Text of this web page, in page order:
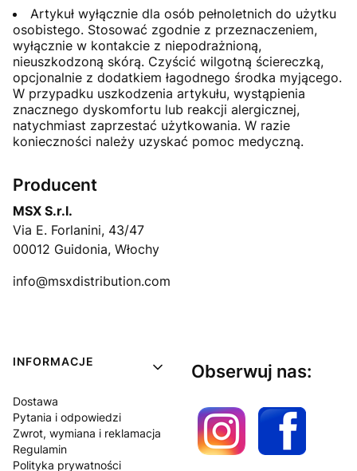
Artykuł wyłącznie dla osób pełnoletnich do użytku
osobistego. Stosować zgodnie z przeznaczeniem,
wyłącznie w kontakcie z niepodrażnioną,
nieuszkodzoną skórą. Czyścić wilgotną ściereczką,
opcjonalnie z dodatkiem łagodnego środka myjącego.
W przypadku uszkodzenia artykułu, wystąpienia
znacznego dyskomfortu lub reakcji alergicznej,
natychmiast zaprzestać użytkowania. W razie
konieczności należy uzyskać pomoc medyczną.
Producent
MSX S.r.l.
Via E. Forlanini, 43/47
00012 Guidonia, Włochy
info@msxdistribution.com
Linki w stopce
INFORMACJE
Dostawa
Pytania i odpowiedzi
Zwrot, wymiana i reklamacja
Regulamin
Polityka prywatności
Obserwuj nas: